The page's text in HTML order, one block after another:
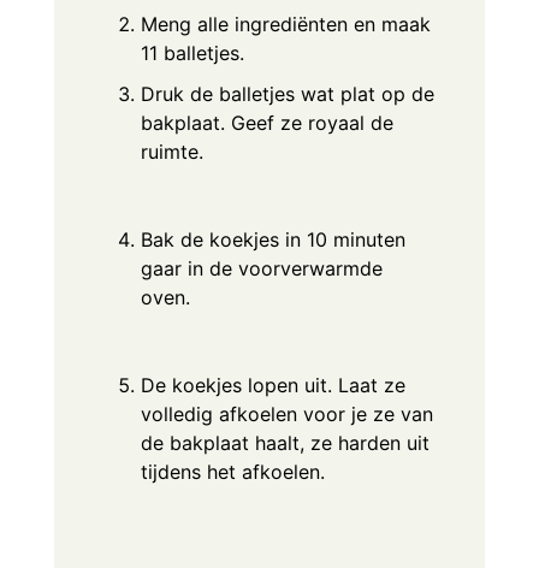
Meng alle ingrediënten en maak
11 balletjes.
Druk de balletjes wat plat op de
bakplaat. Geef ze royaal de
ruimte.
Bak de koekjes in 10 minuten
gaar in de voorverwarmde
oven.
De koekjes lopen uit. Laat ze
volledig afkoelen voor je ze van
de bakplaat haalt, ze harden uit
tijdens het afkoelen.